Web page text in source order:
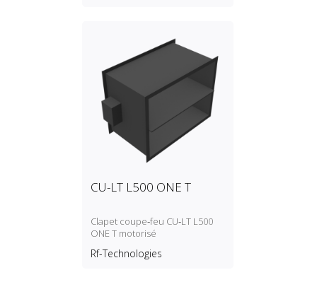
CU-LT L500 ONE T
Clapet coupe‑feu CU‑LT L500
ONE T motorisé
Rf-Technologies